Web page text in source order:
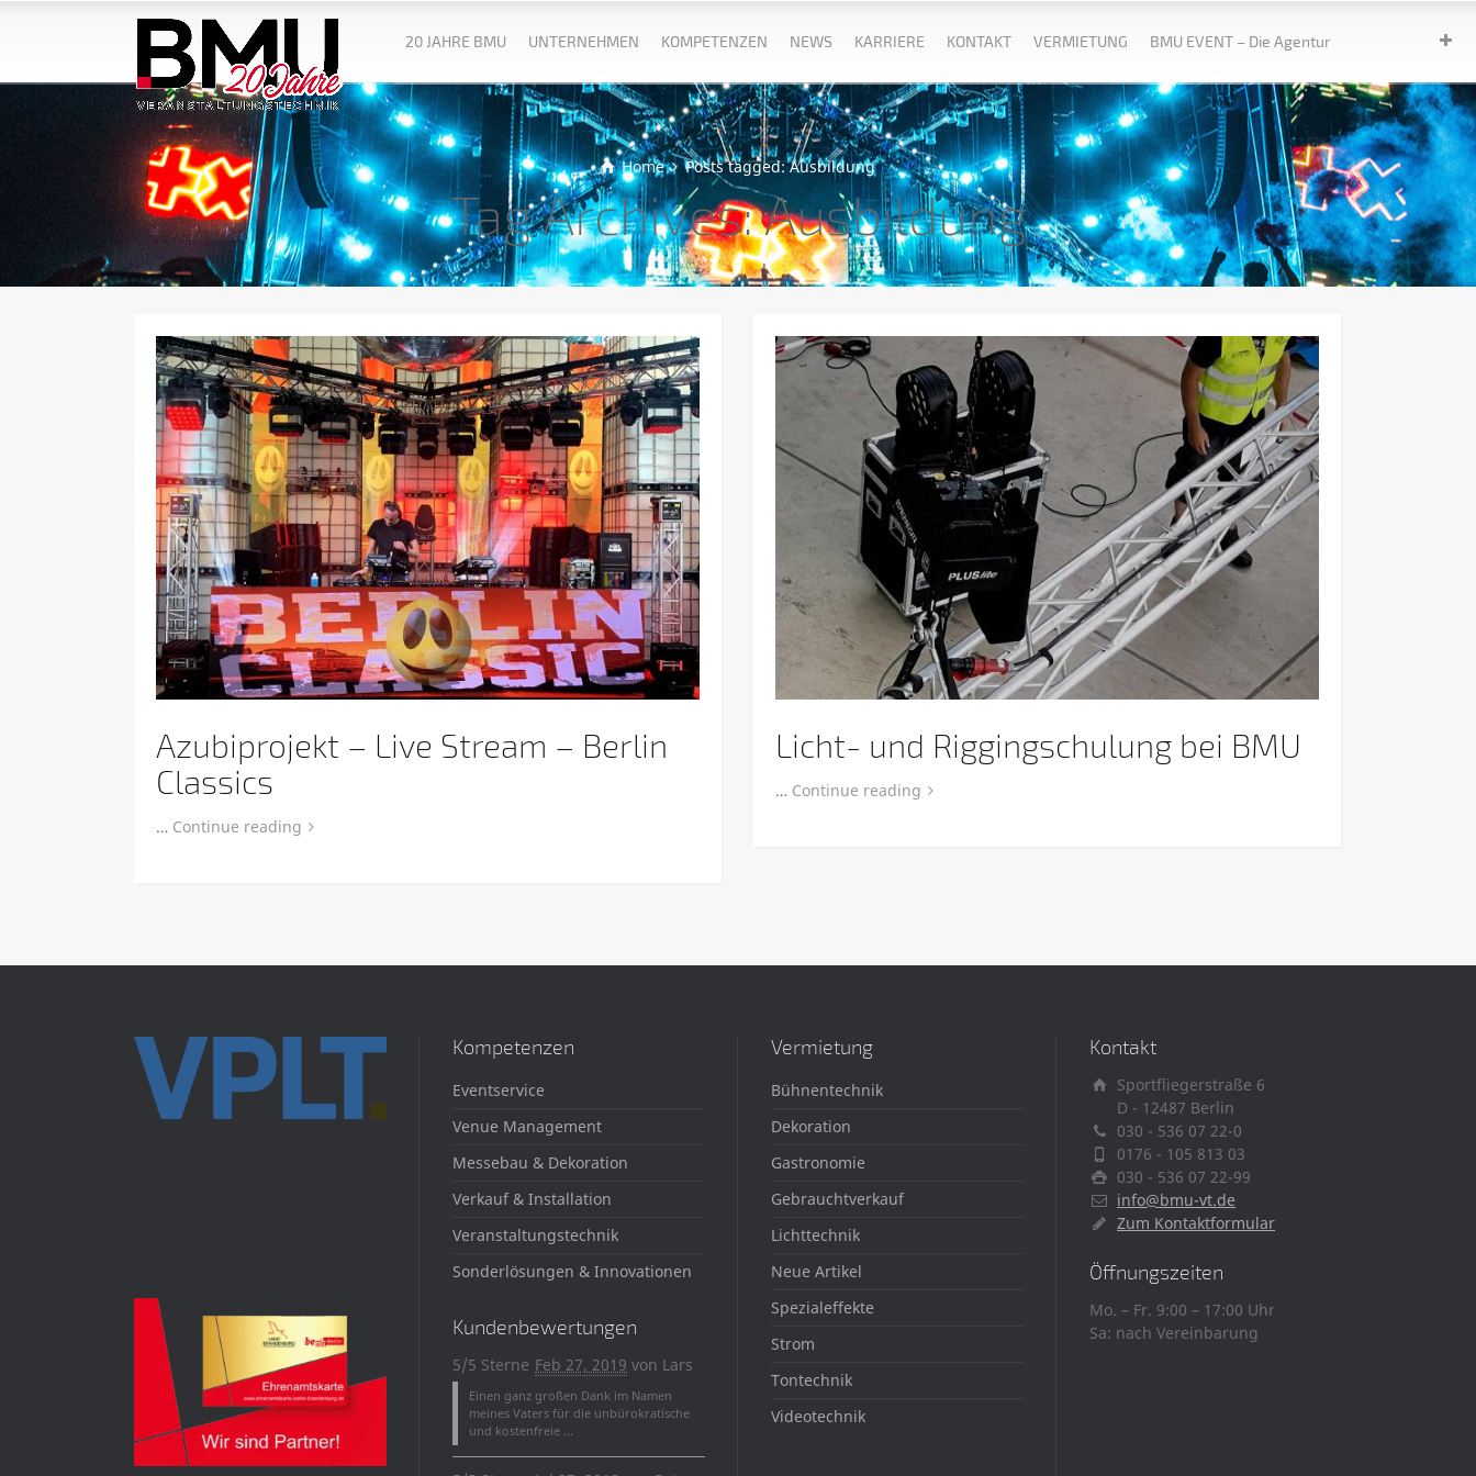
20 JAHRE BMU UNTERNEHMEN KOMPETENZEN NEWS KARRIERE KONTAKT VERMIETUNG BMU EVENT – Die Agentur
Home Posts tagged: Ausbildung
Tag Archives: Ausbildung
Azubiprojekt – Live Stream – Berlin
Classics
… Continue reading
Licht- und Riggingschulung bei BMU
… Continue reading
Kompetenzen
Eventservice
Venue Management
Messebau & Dekoration
Verkauf & Installation
Veranstaltungstechnik
Sonderlösungen & Innovationen
Kundenbewertungen
5/5 Sterne Feb 27, 2019 von Lars
Einen ganz großen Dank im Namen
meines Vaters für die unbürokratische
und kostenfreie ...
Vermietung
Bühnentechnik
Dekoration
Gastronomie
Gebrauchtverkauf
Lichttechnik
Neue Artikel
Spezialeffekte
Strom
Tontechnik
Videotechnik
Kontakt
Sportfliegerstraße 6
D - 12487 Berlin
030 - 536 07 22-0
0176 - 105 813 03
030 - 536 07 22-99
info@bmu-vt.de
Zum Kontaktformular
Öffnungszeiten
Mo. – Fr. 9:00 – 17:00 Uhr
Sa: nach Vereinbarung